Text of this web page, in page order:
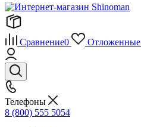
Сравнение0 Отложенные
Телефоны
8 (800) 555 5054